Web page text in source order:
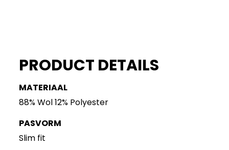
PRODUCT DETAILS
MATERIAAL
88% Wol 12% Polyester
PASVORM
Slim fit